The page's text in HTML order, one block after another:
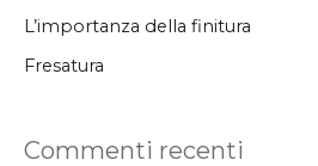
L’importanza della finitura
Fresatura
Commenti recenti